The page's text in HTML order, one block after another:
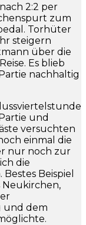
2:2 per
zum
Torhüter
steigern
über die
Es blieb
nachhaltig
und
versuchten
einmal die
nur noch zur
die
Beispiel
und dem